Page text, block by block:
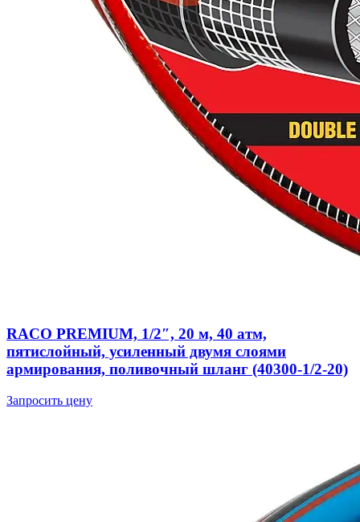
RACO PREMIUM, 1/2″, 20 м, 40 атм,
пятислойный, усиленный двумя слоями
армирования, поливочный шланг (40300-1/2-20)
Запросить цену